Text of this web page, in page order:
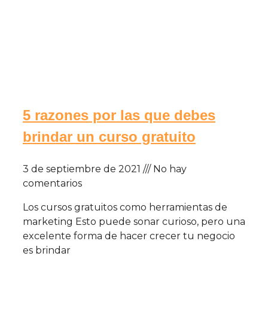
5 razones por las que debes
brindar un curso gratuito
3 de septiembre de 2021
No hay
comentarios
Los cursos gratuitos como herramientas de
marketing Esto puede sonar curioso, pero una
excelente forma de hacer crecer tu negocio
es brindar